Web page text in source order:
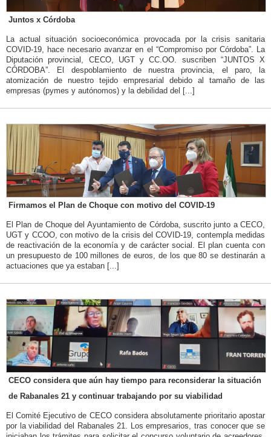
Juntos x Córdoba
La actual situación socioeconómica provocada por la crisis sanitaria
COVID-19, hace necesario avanzar en el “Compromiso por Córdoba”. La
Diputación provincial, CECO, UGT y CC.OO. suscriben “JUNTOS X
CÓRDOBA”. El despoblamiento de nuestra provincia, el paro, la
atomización de nuestro tejido empresarial debido al tamaño de las
empresas (pymes y autónomos) y la debilidad del [...]
Firmamos el Plan de Choque con motivo del COVID-19
El Plan de Choque del Ayuntamiento de Córdoba, suscrito junto a CECO,
UGT y CCOO, con motivo de la crisis del COVID-19, contempla medidas
de reactivación de la economía y de carácter social. El plan cuenta con
un presupuesto de 100 millones de euros, de los que 80 se destinarán a
actuaciones que ya estaban [...]
CECO considera que aún hay tiempo para reconsiderar la situación
de Rabanales 21 y continuar trabajando por su viabilidad
El Comité Ejecutivo de CECO considera absolutamente prioritario apostar
por la viabilidad del Rabanales 21. Los empresarios, tras conocer que se